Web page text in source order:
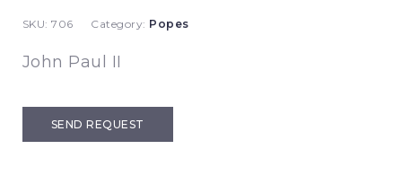
SKU:706 Category: Popes
John Paul II
SEND REQUEST